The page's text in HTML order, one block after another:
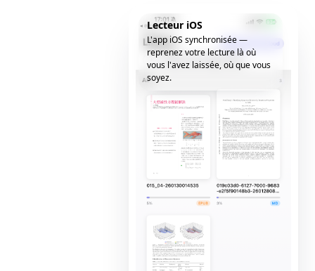
Lecteur iOS
L'app iOS synchronisée —
reprenez votre lecture là où
vous l'avez laissée, où que vous
soyez.